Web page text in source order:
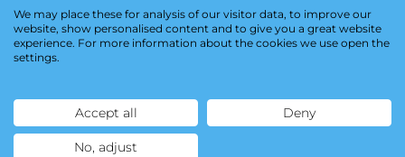
We may place these for analysis of our visitor data, to improve our
website, show personalised content and to give you a great website
experience. For more information about the cookies we use open the
settings.
Accept all Deny
No, adjust